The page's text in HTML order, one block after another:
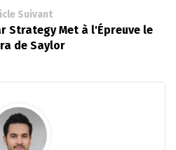
Suivant
Strategy Met à l'Épreuve le
de Saylor